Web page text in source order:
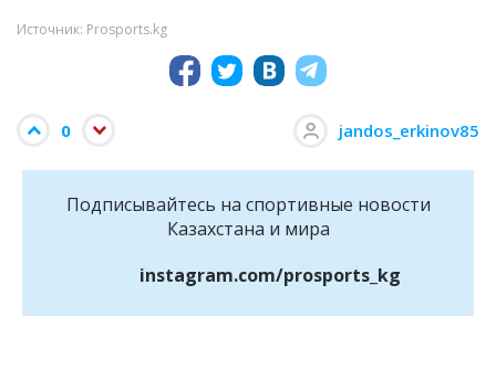
Источник: Prosports.kg
0 jandos_erkinov85
Подписывайтесь на cпортивные новости
Казахстана и мира
instagram.com/prosports_kg